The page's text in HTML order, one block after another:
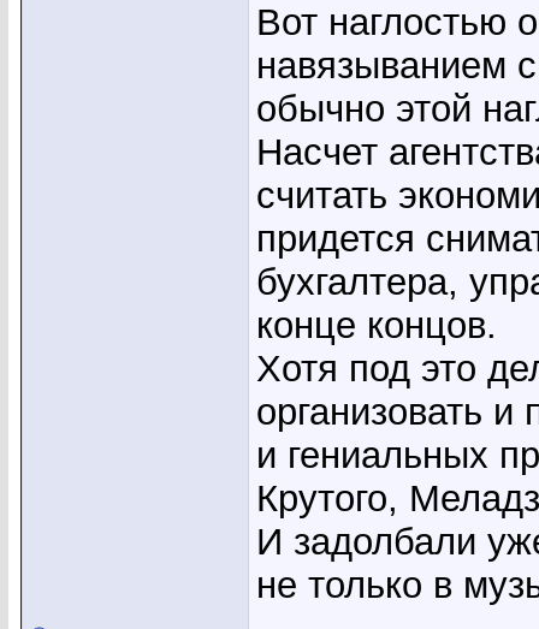
Вот наглостью
навязыванием
обычно этой
Насчет
считать
придется
бухгалтера,
конце концов.
Хотя под это
организовать
и гениальных
Крутого,
И задолбали
не только в